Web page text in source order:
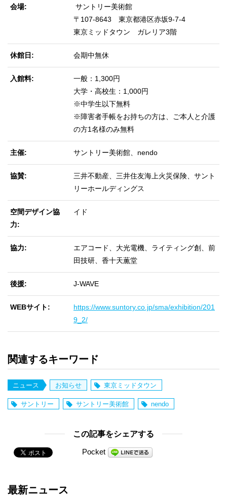
会場
サントリー美術館
〒107-8643 東京都港区赤坂9-7-4
東京ミッドタウン ガレリア3階
休館日 会期中無休
入館料
一般：1,300円
大学・高校生：1,000円
※中学生以下無料
※障害者手帳をお持ちの方は、ご本人と介護
の方1名様のみ無料
主催 サントリー美術館、nendo
協賛
三井不動産、三井住友海上火災保険、サント
リーホールディングス
空間デザイン協
力
イド
協力
エアコード、大光電機、ライティング創、前
田技研、香十天薫堂
後援 J-WAVE
WEBサイト
https://www.suntory.co.jp/sma/exhibition/201
9_2/
関連するキーワード
ニュース お知らせ 東京ミッドタウン
サントリー サントリー美術館 nendo
この記事をシェアする
Pocket
最新ニュース